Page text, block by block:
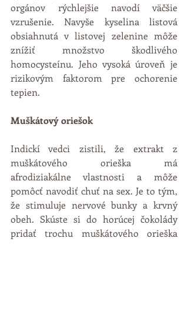
orgánov rýchlejšie navodí väčšie
vzrušenie. Navyše kyselina listová
obsiahnutá v listovej zelenine môže
znížiť množstvo škodlivého
homocysteínu. Jeho vysoká úroveň je
rizikovým faktorom pre ochorenie
tepien.
Muškátový oriešok
Indickí vedci zistili, že extrakt z
muškátového orieška má
afrodiziakálne vlastnosti a môže
pomôcť navodiť chuť na sex. Je to tým,
že stimuluje nervové bunky a krvný
obeh. Skúste si do horúcej čokolády
pridať trochu muškátového orieška